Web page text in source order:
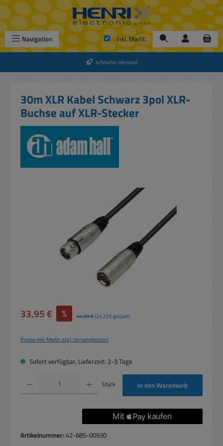
Zum Hauptinhalt springen
Navigation inkl. MwSt.
schneller Versand
30m XLR Kabel Schwarz 3pol XLR-
Buchse auf XLR-Stecker
Verkaufspreis:
33,95 € % Regulärer Preis:
44,80 €(24.22% gespart)
Preise inkl. MwSt. zzgl. Versandkosten
Sofort verfügbar, Lieferzeit: 2-3 Tage
Produkt Anzahl: Gib den gewünschten Wert ein oder benutze die Schaltflächen um
Stück In den Warenkorb
Artikelnummer:42-685-00930